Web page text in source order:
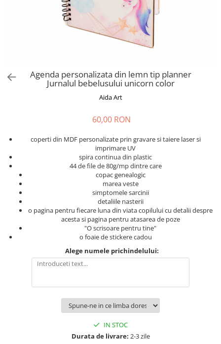
Decoratiuni Paste
Planner / Jurnal
Print personalizat
Martisoare
Semne de Carte
Articole pentru copii
Puzzle
Stickere
Brelocuri
Brelocuri din Inox
Brelocuri de Lemn
Accesorii de Bucatarie
Tocatoare Personalizate
Cadouri absolvire
Agenda personalizata din lemn tip planner
Jurnalul bebelusului unicorn color
Aida Art
60,00 RON
coperti din MDF personalizate prin gravare si taiere laser si
imprimare UV
spira continua din plastic
44 de file de 80g/mp dintre care
copac genealogic
marea veste
simptomele sarcinii
detaliile nasterii
o pagina pentru fiecare luna din viata copilului cu detalii despre
acesta si pagina pentru atasarea de poze
"O scrisoare pentru tine"
o foaie de stickere cadou
Alege numele prichindelului:
IN STOC
Durata de livrare: 2-3 zile